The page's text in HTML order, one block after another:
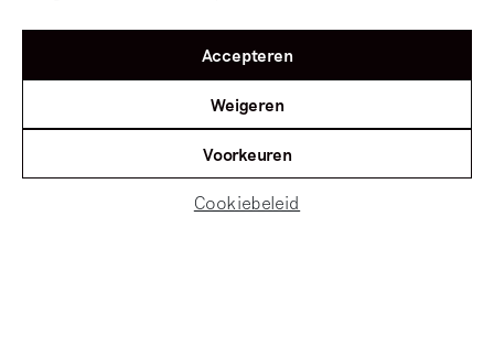
Accepteren
Weigeren
Voorkeuren
Cookiebeleid